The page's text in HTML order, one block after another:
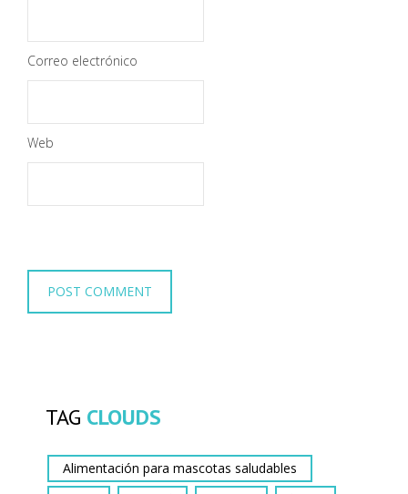
Correo electrónico
Web
TAG CLOUDS
Alimentación para mascotas saludables